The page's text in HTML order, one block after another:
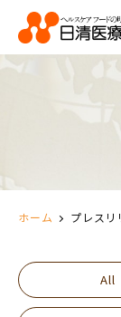
ホーム プレスリ
All